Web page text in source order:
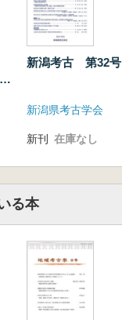
新潟考古 第32号
新潟県考古学会
新刊 在庫なし
る本